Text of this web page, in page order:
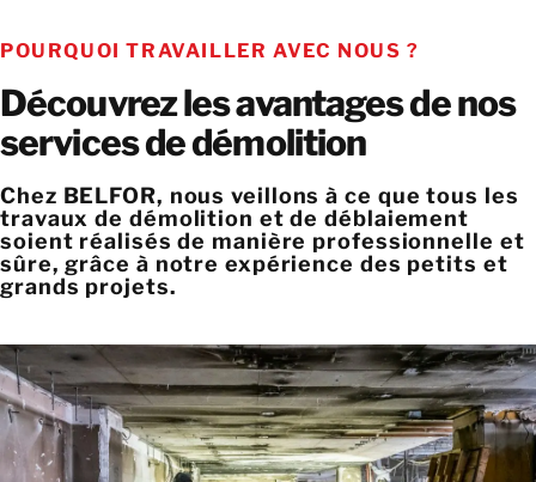
POURQUOI TRAVAILLER AVEC NOUS ?
Découvrez les avantages de nos
services de démolition
Chez BELFOR, nous veillons à ce que tous les
travaux de démolition et de déblaiement
soient réalisés de manière professionnelle et
sûre, grâce à notre expérience des petits et
grands projets.